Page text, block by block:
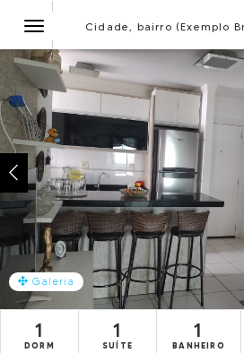
NavegaçãoCidade, bairro (Exemplo
Galeria
1
DORM
1
SUÍTE
1
BANHEIRO